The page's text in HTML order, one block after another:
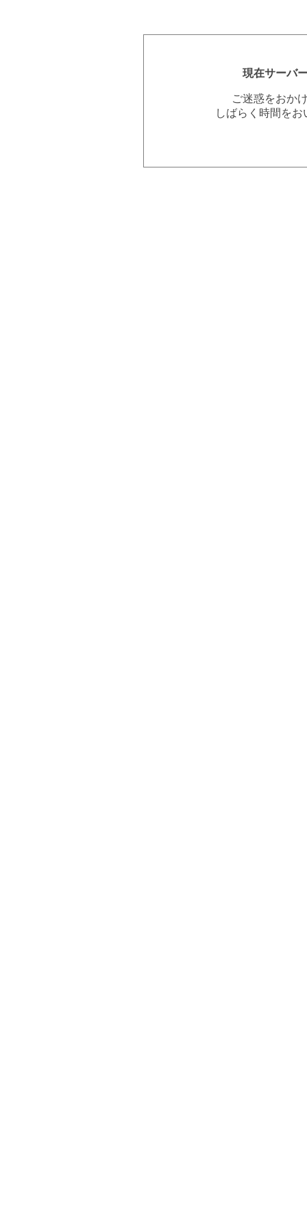
現在サーバ
ご迷惑をおか
しばらく時間を